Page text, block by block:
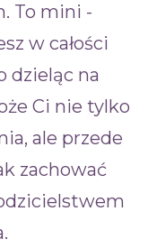
To mini -
w całości
dzieląc na
Ci nie tylko
ale przede
zachować